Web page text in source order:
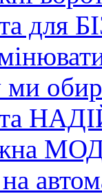
для
ми